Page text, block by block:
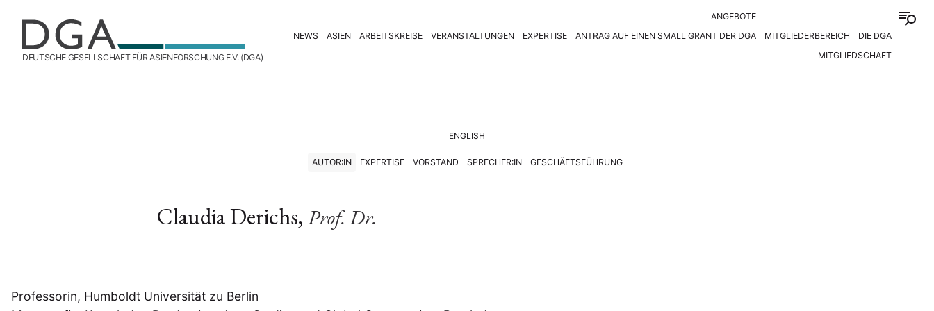
DEUTSCHE GESELLSCHAFT FÜR ASIENFORSCHUNG E.V. (DGA)
NEWS ASIEN ARBEITSKREISE VERANSTALTUNGEN EXPERTISE
ANGEBOTE
ANTRAG AUF EINEN SMALL GRANT DER DGA
MITGLIEDERBEREICH
DIE DGA
MITGLIEDSCHAFT
ENGLISH
AUTOR:IN EXPERTISE VORSTAND SPRECHER:IN GESCHÄFTSFÜHRUNG
Claudia Derichs, Prof. Dr.
Professorin, Humboldt Universität zu Berlin